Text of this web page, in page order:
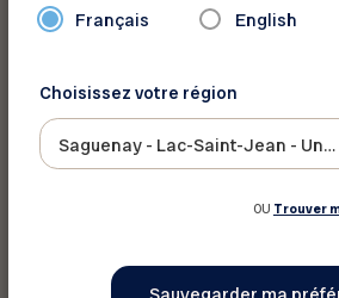
Français English
Choisissez votre région
Saguenay - Lac-Saint-Jean - Ungava
OU Trouver